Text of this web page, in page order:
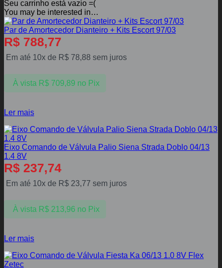
Seu carrinho está vazio =(
You may be interested in…
Par de Amortecedor Dianteiro + Kits Escort 97/03
R$ 788,77
Em até 10x de R$ 78,88 sem juros
À vista R$709,89 no Pix
Ler mais
Eixo Comando de Válvula Palio Siena Strada Doblo 04/13
1.4 8V
R$ 237,74
Em até 10x de R$ 23,77 sem juros
À vista R$213,96 no Pix
Ler mais